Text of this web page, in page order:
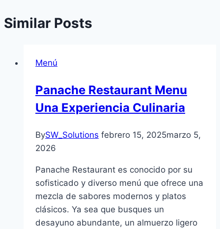
Similar Posts
Menú
Panache Restaurant Menu
Una Experiencia Culinaria
BySW_Solutions febrero 15, 2025marzo 5,
2026
Panache Restaurant es conocido por su
sofisticado y diverso menú que ofrece una
mezcla de sabores modernos y platos
clásicos. Ya sea que busques un
desayuno abundante, un almuerzo ligero